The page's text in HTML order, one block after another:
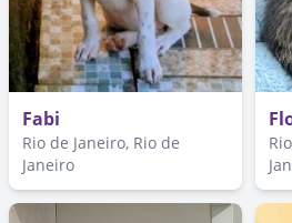
Fabi
Rio de Janeiro, Rio de
Janeiro